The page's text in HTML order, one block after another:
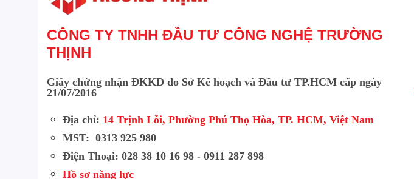
CÔNG TY TNHH ĐẦU TƯ CÔNG NGHỆ TRƯỜNG
THỊNH
Giấy chứng nhận ĐKKD do Sở Kế hoạch và Đầu tư TP.HCM cấp ngày
21/07/2016
Địa chỉ: 14 Trịnh Lỗi, Phường Phú Thọ Hòa, TP. HCM, Việt Nam
MST: 0313 925 980
Điện Thoại: 028 38 10 16 98 - 0911 287 898
Hồ sơ năng lực